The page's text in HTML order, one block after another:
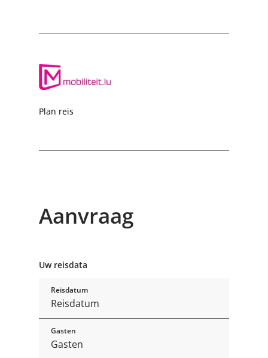
Plan reis
Aanvraag
Uw reisdata
Reisdatum
Gasten